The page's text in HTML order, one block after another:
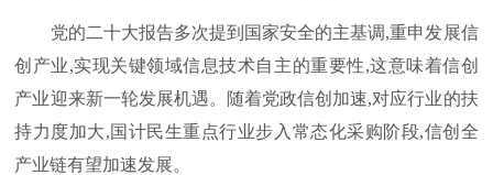
党的二十大报告多次提到国家安全的主基调,重申发展信
创产业,实现关键领域信息技术自主的重要性,这意味着信创
产业迎来新一轮发展机遇。随着党政信创加速,对应行业的扶
持力度加大,国计民生重点行业步入常态化采购阶段,信创全
产业链有望加速发展。